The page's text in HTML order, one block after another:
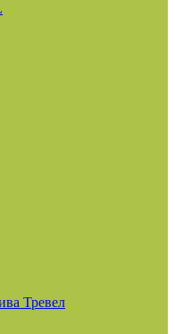
Тревел